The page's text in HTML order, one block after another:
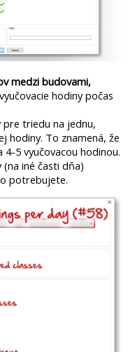
medzi budovami,
hodiny počas
triedu na jednu,
hodiny. To znamená, že
5 vyučovacou hodinou.
iné časti dňa)
potrebujete.